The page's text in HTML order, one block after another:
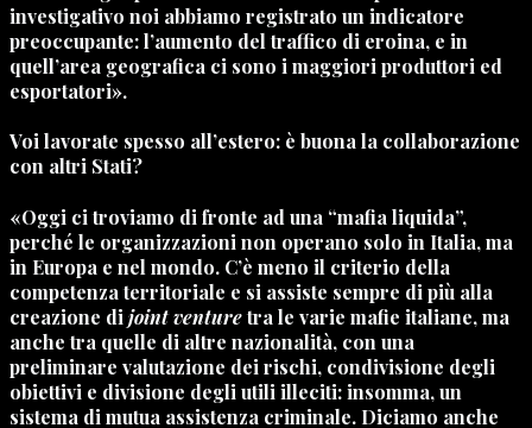
investigativo noi abbiamo registrato un indicatore
preoccupante: l’aumento del traffico di eroina, e in
quell’area geografica ci sono i maggiori produttori ed
esportatori».
Voi lavorate spesso all’estero: è buona la collaborazione
con altri Stati?
«Oggi ci troviamo di fronte ad una “mafia liquida”,
perché le organizzazioni non operano solo in Italia, ma
in Europa e nel mondo. C’è meno il criterio della
competenza territoriale e si assiste sempre di più alla
creazione di joint venturetra le varie mafie italiane, ma
anche tra quelle di altre nazionalità, con una
preliminare valutazione dei rischi, condivisione degli
obiettivi e divisione degli utili illeciti: insomma, un
sistema di mutua assistenza criminale. Diciamo anche